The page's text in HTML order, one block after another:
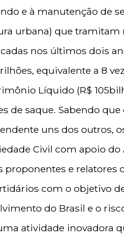
e à manutenção de
urbana) que
nos últimos dois
equivalente a 8
Líquido (R$
de saque. Sabendo
uns dos outros,
Civil com apoio
e relatores
com o objetivo
do Brasil e o
atividade inovadora